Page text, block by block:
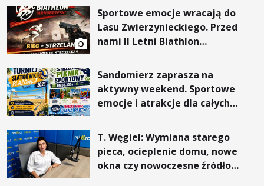
Sportowe emocje wracają do
Lasu Zwierzynieckiego. Przed
nami II Letni Biathlon
Sandomierz zaprasza na
aktywny weekend. Sportowe
emocje i atrakcje dla całych
T. Węgiel: Wymiana starego
pieca, ocieplenie domu, nowe
okna czy nowoczesne źródło